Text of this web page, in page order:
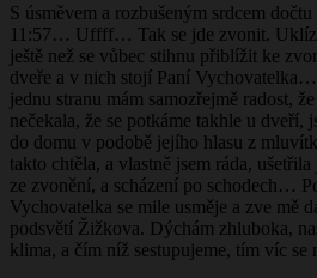
S úsměvem a rozbušeným srdcem
11:57… Uffff… Tak se jde zvonit.
ještě než se vůbec stihnu přiblížit ke
dveře a v nich stojí Paní Vychovatelka…
jednu stranu mám samozřejmě radost,
nečekala, že se potkáme takhle u dveří,
do domu v podobě jejího hlasu z
takto chtěla, a vlastně jsem ráda,
ze zvonění, a scházení po schodech…
Vychovatelka se mile usměje a zve mě
podsvětí Žižkova. Dýchám zhluboka,
klima, a čím níž sestupujeme, tím víc